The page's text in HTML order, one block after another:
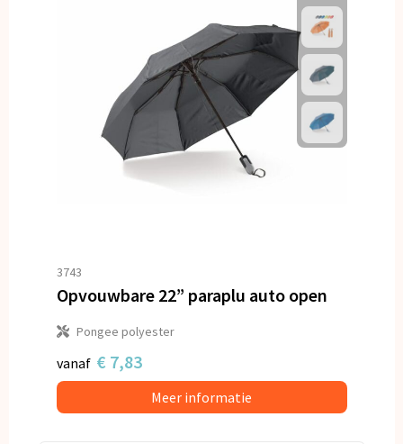
3743
Opvouwbare 22” paraplu auto open
Pongee polyester
vanaf € 7,83
Meer informatie